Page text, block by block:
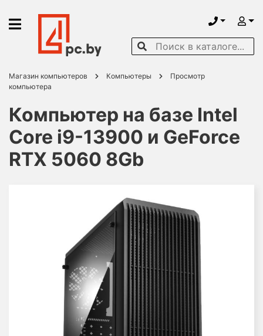
Магазин компьютеров Компьютеры
Просмотр
компьютера
Компьютер на базе Intel
Core i9-13900 и GeForce
RTX 5060 8Gb